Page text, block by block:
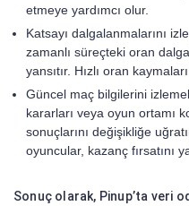
etmeye yardımcı olur.
Katsayı dalgalanmalarını
zamanlı süreçteki oran
yansıtır. Hızlı oran
Güncel maç bilgilerini
kararları veya oyun ortamı
sonuçlarını değişikliğe
oyuncular, kazanç fırsatını
Sonuç olarak, Pinup’ta veri